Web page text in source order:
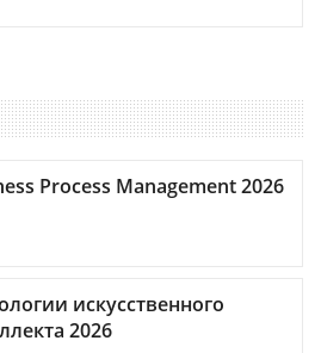
Process Management 2026
искусственного
2026